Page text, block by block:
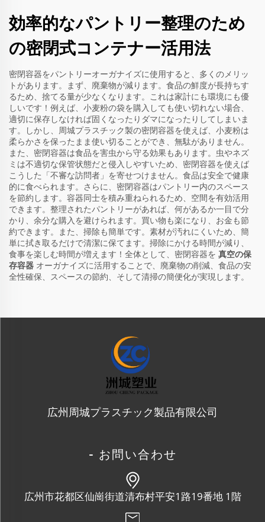
効率的なパントリー整理のため
の密閉式コンテナー活用法
密閉容器をパントリーオーガナイズに使用すると、多くのメリッ
トがあります。まず、廃棄物が減ります。食品の鮮度が長持ちす
るため、捨てる量が少なくなります。これは家計にも環境にも優
しいです！例えば、小麦粉の袋を購入しても使い切れない場合、
適切に保存しなければ固くなったりダマになったりしてしまいま
す。しかし、周城プラスチック製の密閉容器を使えば、小麦粉は
柔らかさを保ったまま使い切ることができ、無駄がありません。
また、密閉容器は食品を害虫から守る効果もあります。虫やネズ
ミは不適切な保管状態だと侵入しやすいため、密閉容器を使えば
こうした「不審な訪問者」を寄せつけません。食品は安全で健康
的に食べられます。さらに、密閉容器はパントリー内のスペース
を節約します。容器同士を積み重ねられるため、空間を有効活用
できます。整理されたパントリーがあれば、何があるか一目で分
かり、余分な購入を避けられます。買い物も楽になり、お金も節
約できます。また、掃除も簡単です。素材が汚れにくいため、簡
単に拭き取るだけで清潔に保てます。掃除にかける時間が減り、
食事を楽しむ時間が増えます！全体として、密閉容器を 真空の保
存容器 オーガナイズに活用することで、廃棄物の削減、食品の安
全性確保、スペースの節約、そして清掃の簡便化が実現します。
広州周城プラスチック製品有限公司
- お問い合わせ
広州市花都区仙崗街道清布村平安1路19番地 1階